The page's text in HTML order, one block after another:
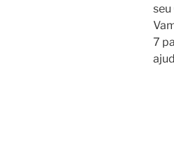
seu
7